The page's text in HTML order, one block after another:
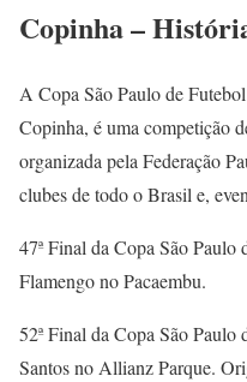
Copinha –
A Copa São Paulo de
Copinha, é uma competição
organizada pela Federação
clubes de todo o Brasil e,
47ª Final da Copa São
Flamengo no Pacaembu.
52ª Final da Copa São Paulo
Santos no Allianz Parque.